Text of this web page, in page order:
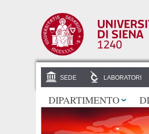
SEDE LABORATORI
DIPARTIMENTO